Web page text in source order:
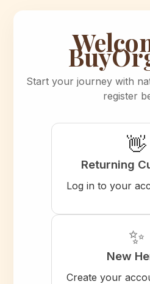
Start your journey with
register
👋
Returning
Log in to your
✨
New
Create your